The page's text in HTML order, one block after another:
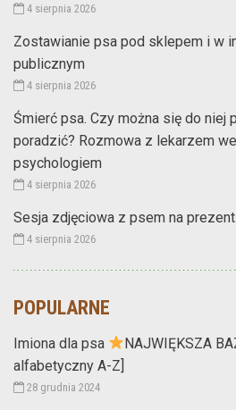
4 sierpnia 2026
Zostawianie psa pod sklepem i w
publicznym
4 sierpnia 2026
Śmierć psa. Czy można się do niej
poradzić? Rozmowa z lekarzem
psychologiem
4 sierpnia 2026
Sesja zdjęciowa z psem na prezent
4 sierpnia 2026
POPULARNE
Imiona dla psa
NAJWIĘKSZA
alfabetyczny A-Z]
28 grudnia 2024